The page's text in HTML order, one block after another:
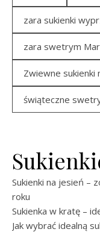
zara sukienki
zara swetrym
Zwiewne
świąteczne
Sukienki na jesień –
roku
Sukienka w kratę –
Jak wybrać idealną